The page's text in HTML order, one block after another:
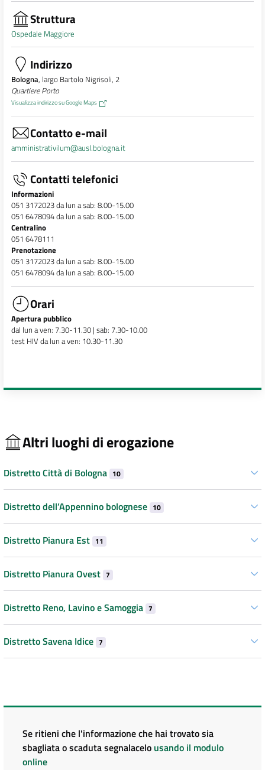
Struttura
Ospedale Maggiore
Indirizzo
Bologna, largo Bartolo Nigrisoli, 2
Quartiere Porto
Visualizza indirizzo su Google Maps
Contatto e-mail
amministrativilum@ausl.bologna.it
Contatti telefonici
Informazioni
051 3172023 da lun a sab: 8.00-15.00
051 6478094 da lun a sab: 8.00-15.00
Centralino
051 6478111
Prenotazione
051 3172023 da lun a sab: 8.00-15.00
051 6478094 da lun a sab: 8.00-15.00
Orari
Apertura pubblico
dal lun a ven: 7.30-11.30 | sab: 7.30-10.00
test HIV da lun a ven: 10.30-11.30
Altri luoghi di erogazione
Distretto Città di Bologna 10
Distretto dell’Appennino bolognese 10
Distretto Pianura Est 11
Distretto Pianura Ovest 7
Distretto Reno, Lavino e Samoggia 7
Distretto Savena Idice 7
Se ritieni che l'informazione che hai trovato sia
sbagliata o scaduta segnalacelo usando il modulo
online